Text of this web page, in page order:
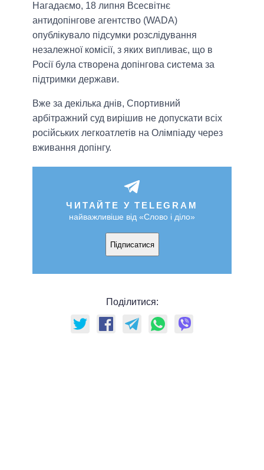
Нагадаємо, 18 липня Всесвітнє
антидопінгове агентство (WADA)
опублікувало підсумки розслідування
незалежної комісії, з яких випливає, що в
Росії була створена допінгова система за
підтримки держави.
Вже за декілька днів, Спортивний
арбітражний суд вирішив не допускати всіх
російських легкоатлетів на Олімпіаду через
вживання допінгу.
ЧИТАЙТЕ У TELEGRAM
найважливіше від «Слово і діло»
Підписатися
Поділитися: